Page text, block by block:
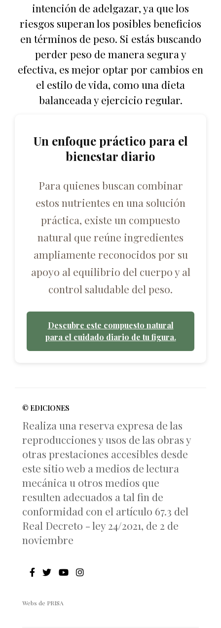
intención de adelgazar, ya que los
riesgos superan los posibles beneficios
en términos de peso. Si estás buscando
perder peso de manera segura y
efectiva, es mejor optar por cambios en
el estilo de vida, como una dieta
balanceada y ejercicio regular.
Un enfoque práctico para el
bienestar diario
Para quienes buscan combinar
estos nutrientes en una solución
práctica, existe un compuesto
natural que reúne ingredientes
ampliamente reconocidos por su
apoyo al equilibrio del cuerpo y al
control saludable del peso.
Descubre este compuesto natural
para el cuidado diario de tu figura.
© EDICIONES
Realiza una reserva expresa de las
reproducciones y usos de las obras y
otras prestaciones accesibles desde
este sitio web a medios de lectura
mecánica u otros medios que
resulten adecuados a tal fin de
conformidad con el artículo 67.3 del
Real Decreto - ley 24/2021, de 2 de
noviembre
Webs de PRISA